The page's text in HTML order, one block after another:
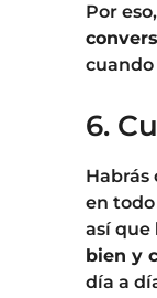
Por
cuando
6.
Habrás
en
así que
bien y
día a